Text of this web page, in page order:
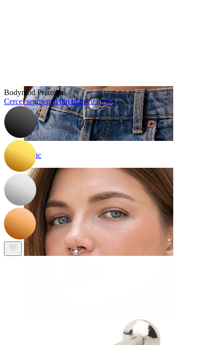
Buric
Bodymod Premium
Cercel segmentat din titan cu tortiță